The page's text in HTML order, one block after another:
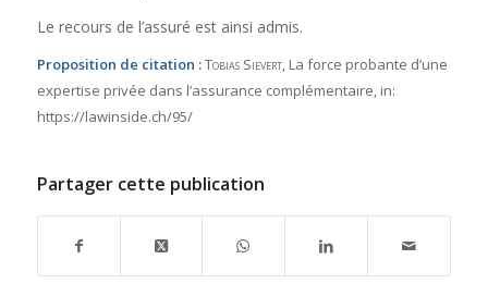
Le recours de l’assuré est ainsi admis.
Proposition de citation :Tobias Sievert, La force probante d’une
expertise privée dans l’assurance complémentaire, in:
https://lawinside.ch/95/
Partager cette publication